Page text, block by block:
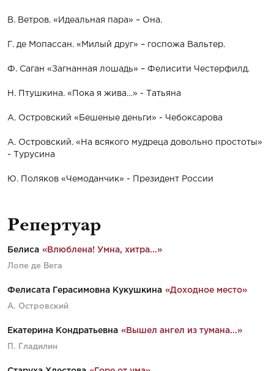
В. Ветров. «Идеальная пара» – Она.
Г. де Мопассан. «Милый друг» – госпожа Вальтер.
Ф. Саган «Загнанная лошадь» – Фелисити Честерфилд.
Н. Птушкина. «Пока я жива…» - Татьяна
А. Островский «Бешеные деньги» - Чебоксарова
А. Островский. «На всякого мудреца довольно простоты»
- Турусина
Ю. Поляков «Чемоданчик» - Президент России
Репертуар
Белиса «Влюблена! Умна, хитра...»
Лопе де Вега
Фелисата Герасимовна Кукушкина «Доходное место»
А. Островский
Екатерина Кондратьевна «Вышел ангел из тумана...»
П. Гладилин